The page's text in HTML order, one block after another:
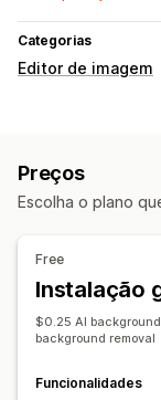
Categorias
Editor de imagem
Geração por IA
Preenchimento
Preços
Escolha o plano
Free
Instalação
$0.25 AI
background removal
Funcionalidades